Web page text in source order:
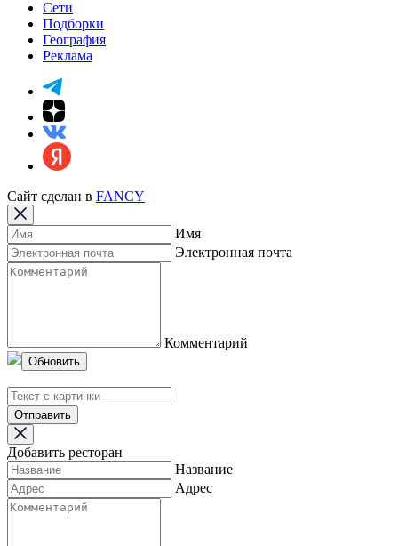
Сети
Подборки
География
Реклама
Сайт сделан в FANCY
Имя
Электронная почта
Комментарий
Обновить
Отправить
Добавить ресторан
Название
Адрес